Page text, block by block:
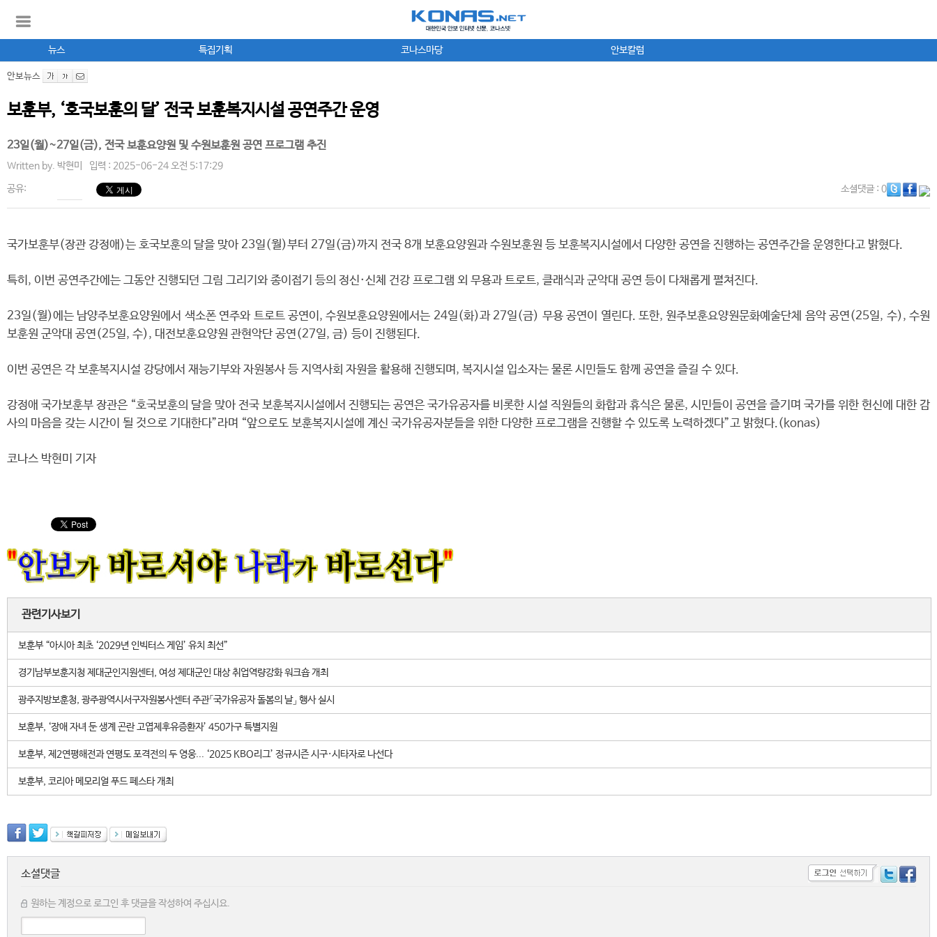
뉴스 특집기획 코나스마당 안보칼럼
안보뉴스
보훈부, ‘호국보훈의 달’ 전국 보훈복지시설 공연주간 운영
23일(월)~27일(금), 전국 보훈요양원 및 수원보훈원 공연 프로그램 추진
Written by. 박현미 입력 : 2025-06-24 오전 5:17:29
공유: 소셜댓글: 0
국가보훈부(장관 강정애)는 호국보훈의 달을 맞아 23일(월)부터 27일(금)까지 전국 8개 보훈요양원과 수원보훈원 등 보훈복지시설에서 다양한 공연을 진행하는 공연주간을 운영한다고 밝혔다.
특히, 이번 공연주간에는 그동안 진행되던 그림 그리기와 종이접기 등의 정신·신체 건강 프로그램 외 무용과 트로트, 클래식과 군악대 공연 등이 다채롭게 펼쳐진다.
23일(월)에는 남양주보훈요양원에서 색소폰 연주와 트로트 공연이, 수원보훈요양원에서는 24일(화)과 27일(금) 무용 공연이 열린다. 또한, 원주보훈요양원문화예술단체 음악 공연(25일, 수), 수원
보훈원 군악대 공연(25일, 수), 대전보훈요양원 관현악단 공연(27일, 금) 등이 진행된다.
이번 공연은 각 보훈복지시설 강당에서 재능기부와 자원봉사 등 지역사회 자원을 활용해 진행되며, 복지시설 입소자는 물론 시민들도 함께 공연을 즐길 수 있다.
강정애 국가보훈부 장관은 “호국보훈의 달을 맞아 전국 보훈복지시설에서 진행되는 공연은 국가유공자를 비롯한 시설 직원들의 화합과 휴식은 물론, 시민들이 공연을 즐기며 국가를 위한 헌신에 대한 감
사의 마음을 갖는 시간이 될 것으로 기대한다”라며 “앞으로도 보훈복지시설에 계신 국가유공자분들을 위한 다양한 프로그램을 진행할 수 있도록 노력하겠다”고 밝혔다.(konas)
코나스 박현미 기자
관련기사보기
보훈부 “아시아 최초 ‘2029년 인빅터스 게임’ 유치 최선”
경기남부보훈지청 제대군인지원센터, 여성 제대군인 대상 취업역량강화 워크숍 개최
광주지방보훈청, 광주광역시서구자원봉사센터 주관「국가유공자 돌봄의 날」 행사 실시
보훈부, ‘장애 자녀 둔 생계 곤란 고엽제후유증환자’ 450가구 특별지원
보훈부, 제2연평해전과 연평도 포격전의 두 영웅... ‘2025 KBO리그’ 정규시즌 시구·시타자로 나선다
보훈부, 코리아 메모리얼 푸드 페스타 개최
소셜댓글
원하는 계정으로 로그인 후 댓글을 작성하여 주십시요.